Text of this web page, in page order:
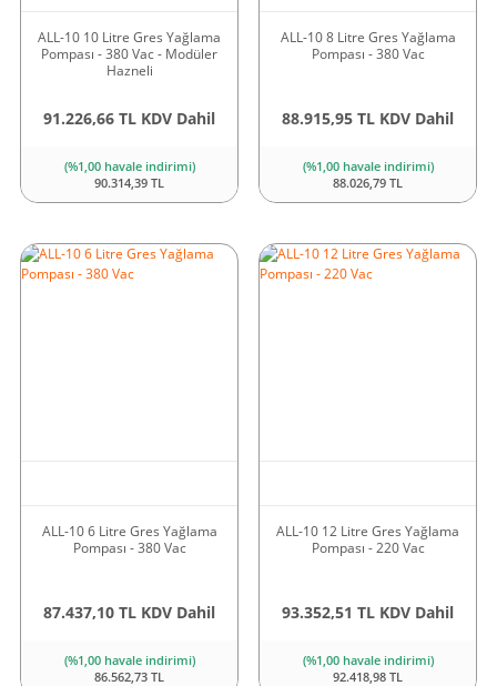
ALL-10 10 Litre Gres Yağlama
Pompası - 380 Vac - Modüler
Hazneli
91.226,66 TL KDV Dahil
(%1,00 havale indirimi)
90.314,39 TL
ALL-10 8 Litre Gres Yağlama
Pompası - 380 Vac
88.915,95 TL KDV Dahil
(%1,00 havale indirimi)
88.026,79 TL
ALL-10 6 Litre Gres Yağlama
Pompası - 380 Vac
87.437,10 TL KDV Dahil
(%1,00 havale indirimi)
86.562,73 TL
ALL-10 12 Litre Gres Yağlama
Pompası - 220 Vac
93.352,51 TL KDV Dahil
(%1,00 havale indirimi)
92.418,98 TL